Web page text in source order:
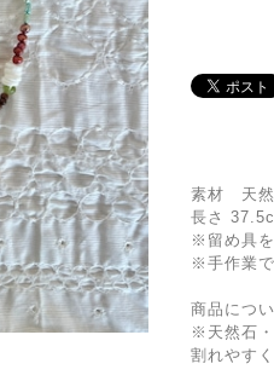
素材 天然
長さ
※留め具
※手作業
商品につ
※天然石・
割れやす